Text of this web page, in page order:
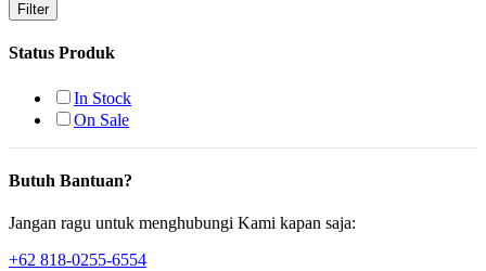
Filter
Status Produk
In Stock
On Sale
Butuh Bantuan?
Jangan ragu untuk menghubungi Kami kapan saja:
+62 818-0255-6554